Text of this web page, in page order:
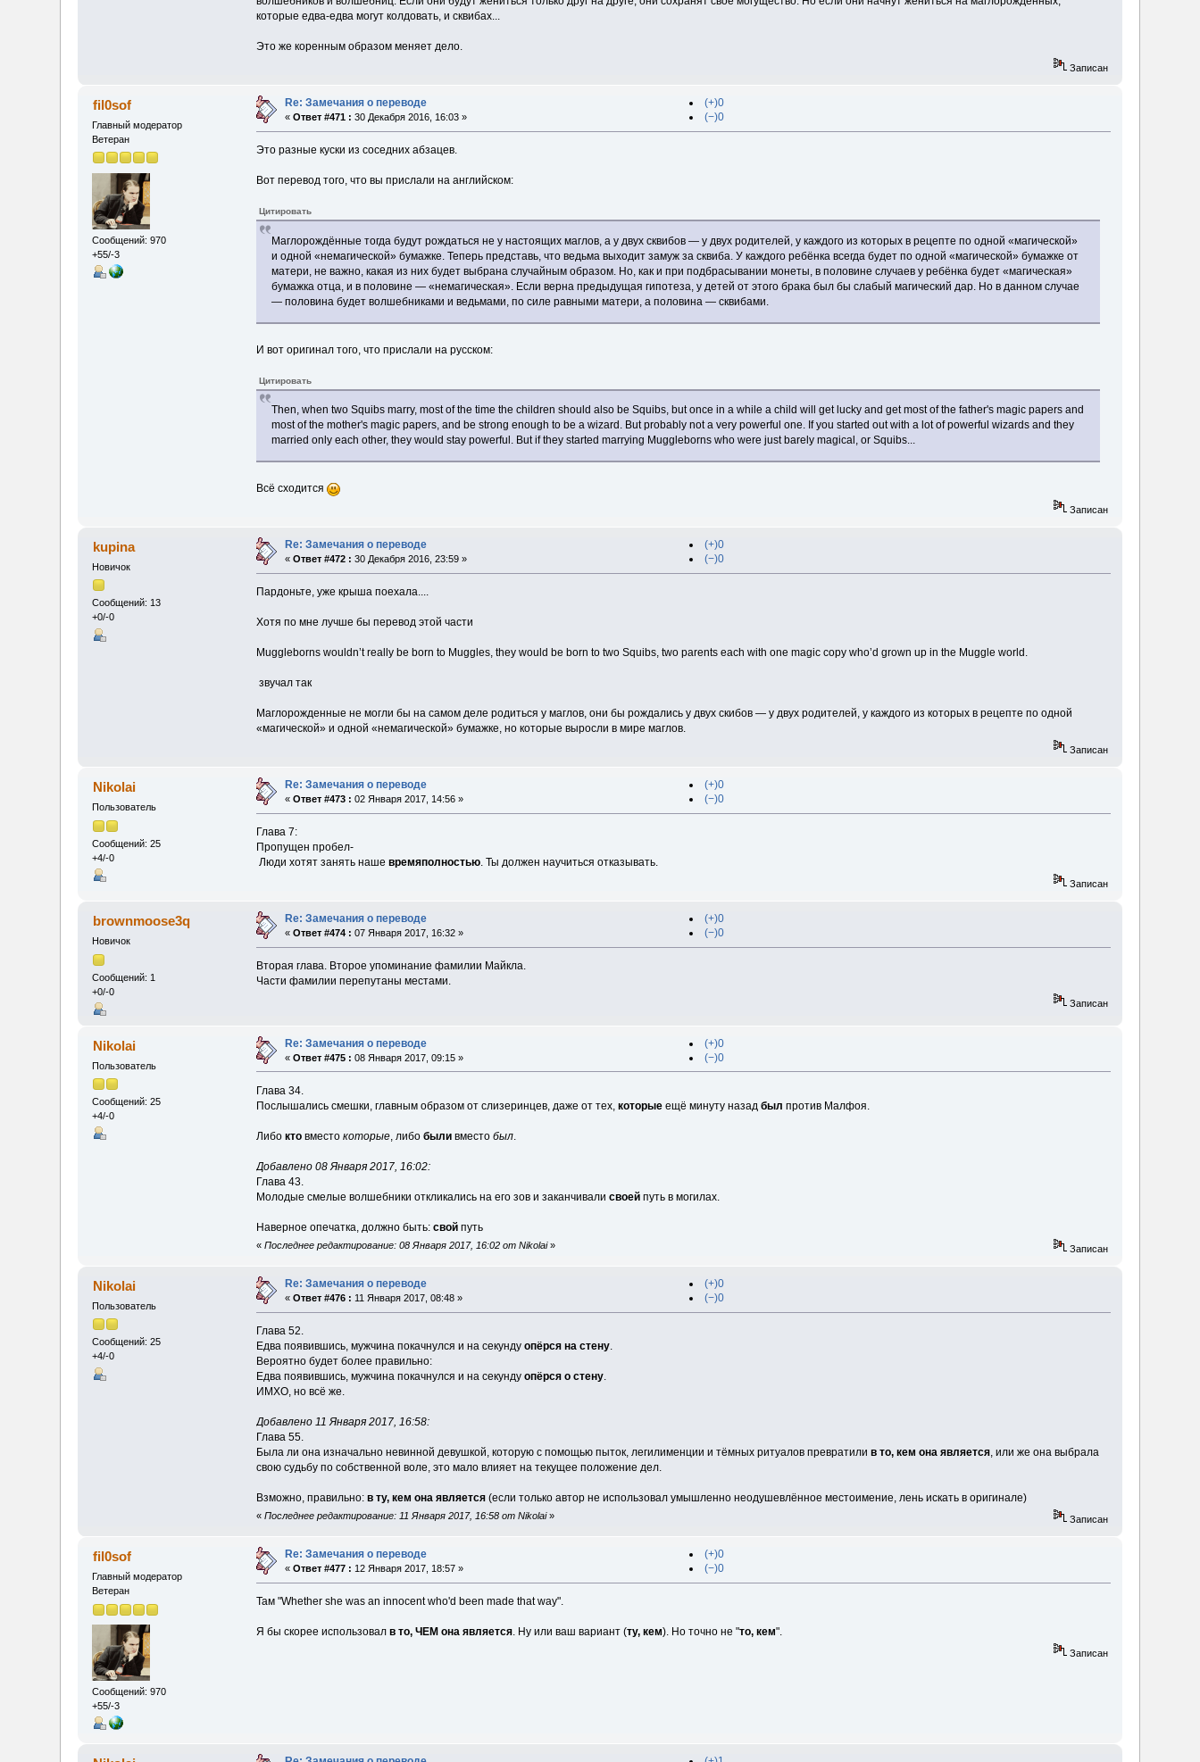
которые едва-едва могут колдовать, и сквибах...
Это же коренным образом меняет дело.
Записан
fil0sof
Главный модератор
Ветеран
Сообщений: 970
+55/-3
Re: Замечания о переводе
«Ответ #471 : 30 Декабря 2016, 16:03 »
(+)0
(−)0
Это разные куски из соседних абзацев.
Вот перевод того, что вы прислали на английском:
Цитировать
Маглорождённые тогда будут рождаться не у настоящих маглов, а у двух сквибов — у двух родителей, у каждого из которых в рецепте по одной «магической»
и одной «немагической» бумажке. Теперь представь, что ведьма выходит замуж за сквиба. У каждого ребёнка всегда будет по одной «магической» бумажке от
матери, не важно, какая из них будет выбрана случайным образом. Но, как и при подбрасывании монеты, в половине случаев у ребёнка будет «магическая»
бумажка отца, и в половине — «немагическая». Если верна предыдущая гипотеза, у детей от этого брака был бы слабый магический дар. Но в данном случае
— половина будет волшебниками и ведьмами, по силе равными матери, а половина — сквибами.
И вот оригинал того, что прислали на русском:
Цитировать
Then, when two Squibs marry, most of the time the children should also be Squibs, but once in a while a child will get lucky and get most of the father's magic papers and
most of the mother's magic papers, and be strong enough to be a wizard. But probably not a very powerful one. If you started out with a lot of powerful wizards and they
married only each other, they would stay powerful. But if they started marrying Muggleborns who were just barely magical, or Squibs...
Всё сходится
Записан
kupina
Новичок
Сообщений: 13
+0/-0
Re: Замечания о переводе
«Ответ #472 : 30 Декабря 2016, 23:59 »
(+)0
(−)0
Пардоньте, уже крыша поехала....
Хотя по мне лучше бы перевод этой части
Muggleborns wouldn’t really be born to Muggles, they would be born to two Squibs, two parents each with one magic copy who’d grown up in the Muggle world.
звучал так
Маглорожденные не могли бы на самом деле родиться у маглов, они бы рождались у двух скибов — у двух родителей, у каждого из которых в рецепте по одной
«магической» и одной «немагической» бумажке, но которые выросли в мире маглов.
Записан
Nikolai
Пользователь
Сообщений: 25
+4/-0
Re: Замечания о переводе
«Ответ #473 : 02 Января 2017, 14:56 »
(+)0
(−)0
Глава 7:
Пропущен пробел-
Люди хотят занять наше времяполностью. Ты должен научиться отказывать.
Записан
brownmoose3q
Новичок
Сообщений: 1
+0/-0
Re: Замечания о переводе
«Ответ #474 : 07 Января 2017, 16:32 »
(+)0
(−)0
Вторая глава. Второе упоминание фамилии Майкла.
Части фамилии перепутаны местами.
Записан
Nikolai
Пользователь
Сообщений: 25
+4/-0
Re: Замечания о переводе
«Ответ #475 : 08 Января 2017, 09:15 »
(+)0
(−)0
Глава 34.
Послышались смешки, главным образом от слизеринцев, даже от тех, которыеещё минуту назад был против Малфоя.
Либо ктовместо которые, либо быливместо был.
Добавлено 08 Января 2017, 16:02:
Глава 43.
Молодые смелые волшебники откликались на его зов и заканчивали своейпуть в могилах.
Наверное опечатка, должно быть: свойпуть
« Последнее редактирование: 08 Января 2017, 16:02 от Nikolai» Записан
Nikolai
Пользователь
Сообщений: 25
+4/-0
Re: Замечания о переводе
«Ответ #476 : 11 Января 2017, 08:48 »
(+)0
(−)0
Глава 52.
Едва появившись, мужчина покачнулся и на секунду опёрся на стену.
Вероятно будет более правильно:
Едва появившись, мужчина покачнулся и на секунду опёрся о стену.
ИМХО, но всё же.
Добавлено 11 Января 2017, 16:58:
Глава 55.
Была ли она изначально невинной девушкой, которую с помощью пыток, легилименции и тёмных ритуалов превратили в то, кем она является, или же она выбрала
свою судьбу по собственной воле, это мало влияет на текущее положение дел.
Взможно, правильно: в ту, кем она является(если только автор не использовал умышленно неодушевлённое местоимение, лень искать в оригинале)
« Последнее редактирование: 11 Января 2017, 16:58 от Nikolai» Записан
fil0sof
Главный модератор
Ветеран
Сообщений: 970
+55/-3
Re: Замечания о переводе
«Ответ #477 : 12 Января 2017, 18:57 »
(+)0
(−)0
Там "Whether she was an innocent who'd been made that way".
Я бы скорее использовал в то, ЧЕМ она является. Ну или ваш вариант (ту, кем). Но точно не "то, кем".
Записан